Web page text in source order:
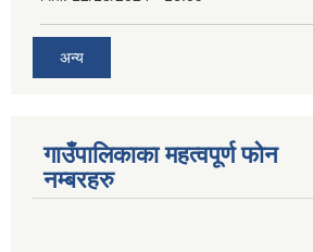
अन्य
गाउँपालिकाका महत्वपूर्ण फोन
नम्बरहरु